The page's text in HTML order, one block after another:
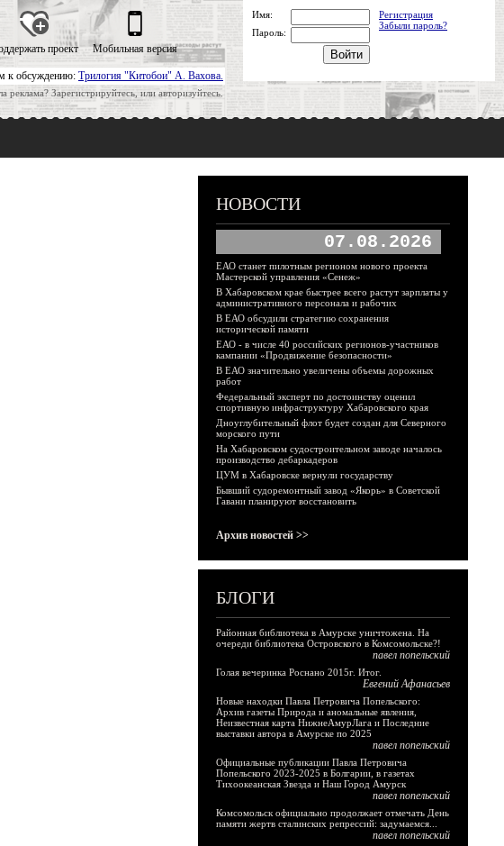
к обсуждению: Трилогия "Китобои" А. Вахова.
реклама? Зарегистрируйтесь, или авторизуйтесь.
проект Мобильная версия
Имя:
Регистрация
Забыли пароль?
Пароль:
НОВОСТИ
07.08.2026
ЕАО станет пилотным регионом нового проекта
Мастерской управления «Сенеж»
В Хабаровском крае быстрее всего растут зарплаты у
административного персонала и рабочих
В ЕАО обсудили стратегию сохранения
исторической памяти
ЕАО - в числе 40 российских регионов-участников
кампании «Продвижение безопасности»
В ЕАО значительно увеличены объемы дорожных
работ
Федеральный эксперт по достоинству оценил
спортивную инфраструктуру Хабаровского края
Дноуглубительный флот будет создан для Северного
морского пути
На Хабаровском судостроительном заводе началось
производство дебаркадеров
ЦУМ в Хабаровске вернули государству
Бывший судоремонтный завод «Якорь» в Советской
Гавани планируют восстановить
Архив новостей >>
БЛОГИ
Районная библиотека в Амурске уничтожена. На
очереди библиотека Островского в Комсомольске?!
павел попельский
Голая вечеринка Роснано 2015г. Итог.
Евгений Афанасьев
Новые находки Павла Петровича Попельского:
Архив газеты Природа и аномальные явления,
Неизвестная карта НижнеАмурЛага и Последние
выставки автора в Амурске по 2025
павел попельский
Официальные публикации Павла Петровича
Попельского 2023-2025 в Болгарии, в газетах
Тихоокеанская Звезда и Наш Город Амурск
павел попельский
Комсомольск официально продолжает отмечать День
памяти жертв сталинских репрессий: задумаемся...
павел попельский